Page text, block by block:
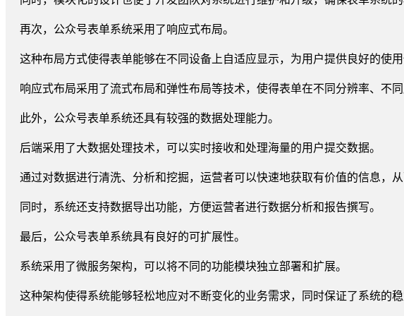
再次，公众号表单系统采用了响应式布局。
这种布局方式使得表单能够在不同设备上自适应显示，为用户提供良好的使用
响应式布局采用了流式布局和弹性布局等技术，使得表单在不同分辨率、不
此外，公众号表单系统还具有较强的数据处理能力。
后端采用了大数据处理技术，可以实时接收和处理海量的用户提交数据。
通过对数据进行清洗、分析和挖掘，运营者可以快速地获取有价值的信息，
同时，系统还支持数据导出功能，方便运营者进行数据分析和报告撰写。
最后，公众号表单系统具有良好的可扩展性。
系统采用了微服务架构，可以将不同的功能模块独立部署和扩展。
这种架构使得系统能够轻松地应对不断变化的业务需求，同时保证了系统的稳